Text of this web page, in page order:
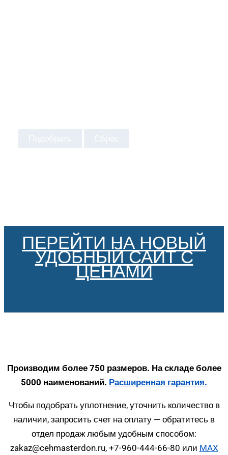
ПЕРЕЙТИ НА НОВЫЙ
УДОБНЫЙ САЙТ С
ЦЕНАМИ
Производим более 750 размеров. На складе более
5000 наименований. Расширенная гарантия.
Чтобы подобрать уплотнение, уточнить количество в
наличии, запросить счет на оплату — обратитесь в
отдел продаж любым удобным способом:
zakaz@cehmasterdon.ru, +7-960-444-66-80 или MAX